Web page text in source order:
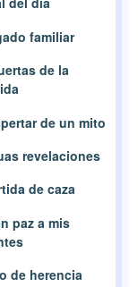
familiar
de la
de un mito
revelaciones
de caza
paz a mis
de herencia